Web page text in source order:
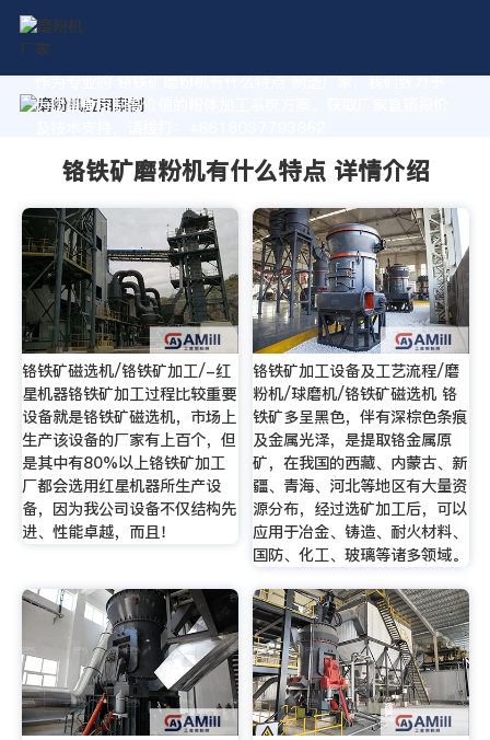
作为专业的 铬铁矿磨粉机有什么特点 制造厂家，我们致力于
为您量身定制高价值的粉体加工系统方案。获取厂家直销报价
铬铁矿磨粉机有什么特点 详情介绍
铬铁矿磁选机/铬铁矿加工/-红
星机器铬铁矿加工过程比较重要
设备就是铬铁矿磁选机，市场上
生产该设备的厂家有上百个，但
是其中有80%以上铬铁矿加工
厂都会选用红星机器所生产设
备，因为我公司设备不仅结构先
进、性能卓越，而且！
铬铁矿加工设备及工艺流程/磨
粉机/球磨机/铬铁矿磁选机 铬
铁矿多呈黑色，伴有深棕色条痕
及金属光泽，是提取铬金属原
矿，在我国的西藏、内蒙古、新
疆、青海、河北等地区有大量资
源分布，经过选矿加工后，可以
应用于冶金、铸造、耐火材料、
国防、化工、玻璃等诸多领域。